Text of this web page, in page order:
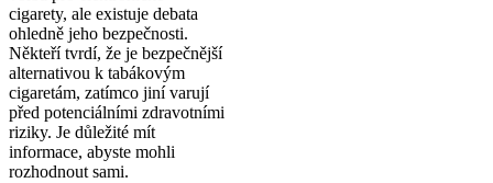
cigarety, ale existuje debata
ohledně jeho bezpečnosti.
Někteří tvrdí, že je bezpečnější
alternativou k tabákovým
cigaretám, zatímco jiní varují
před potenciálními zdravotními
riziky. Je důležité mít
informace, abyste mohli
rozhodnout sami.